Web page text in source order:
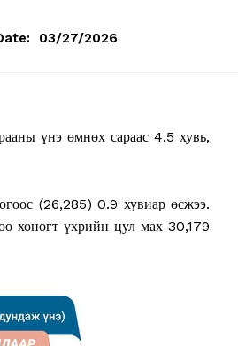
03/27/2026
үнэ өмнөх сараас 4.5 хувь,
(26,285) 0.9 хувиар өсжээ.
хоногт үхрийн цул мах 30,179